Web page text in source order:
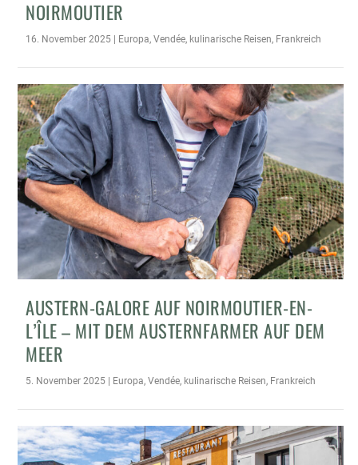
OIRMOUTIER
16. November 2025 | Europa,Vendée, kulinarische Reisen, Frankreich
AUSTERN-GALORE AUF NOIRMOUTIER-EN-
L’ÎLE – MIT DEM AUSTERNFARMER AUF DEM
MEER
5. November 2025 | Europa,Vendée, kulinarische Reisen, Frankreich